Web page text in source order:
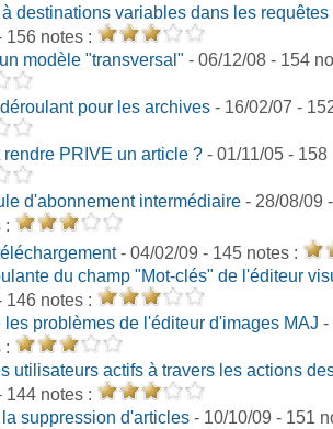
destinations variables dans les
156 notes :
modèle "transversal" - 06/12/08 - 154
pour les archives - 16/02/07 -
rendre PRIVE un article ? - 01/11/05 -
d'abonnement intermédiaire - 28/08/09 -
:
- 04/02/09 - 145 notes :
du champ "Mot-clés" de l'éditeur
146 notes :
les problèmes de l'éditeur d'images MAJ -
:
utilisateurs actifs à travers les actions
144 notes :
suppression d'articles - 10/10/09 - 151